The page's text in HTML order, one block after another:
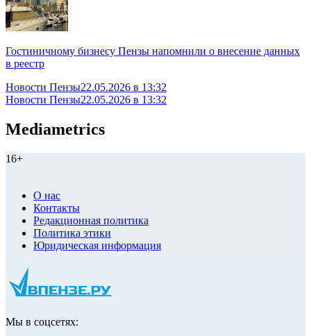
Гостиничному бизнесу Пензы напомнили о внесение данных
в реестр
Новости Пензы22.05.2026 в 13:32
Новости Пензы22.05.2026 в 13:32
Mediametrics
16+
О нас
Контакты
Редакционная политика
Политика этики
Юридическая информация
Мы в соцсетях: